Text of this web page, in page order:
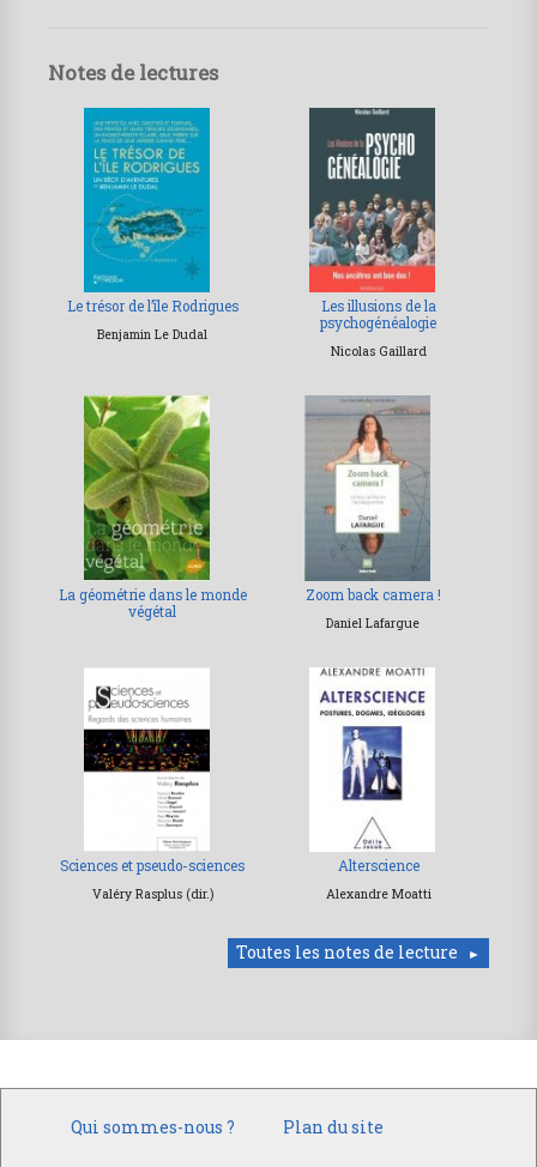
Notes de lectures
Le trésor de l’île Rodrigues
Benjamin Le Dudal
Les illusions de la
psychogénéalogie
Nicolas Gaillard
La géométrie dans le monde
végétal
Zoom back camera !
Daniel Lafargue
Sciences et pseudo-sciences
Valéry Rasplus (dir.)
Alterscience
Alexandre Moatti
Toutes les notes de lecture
Qui sommes-nous ? Plan du site